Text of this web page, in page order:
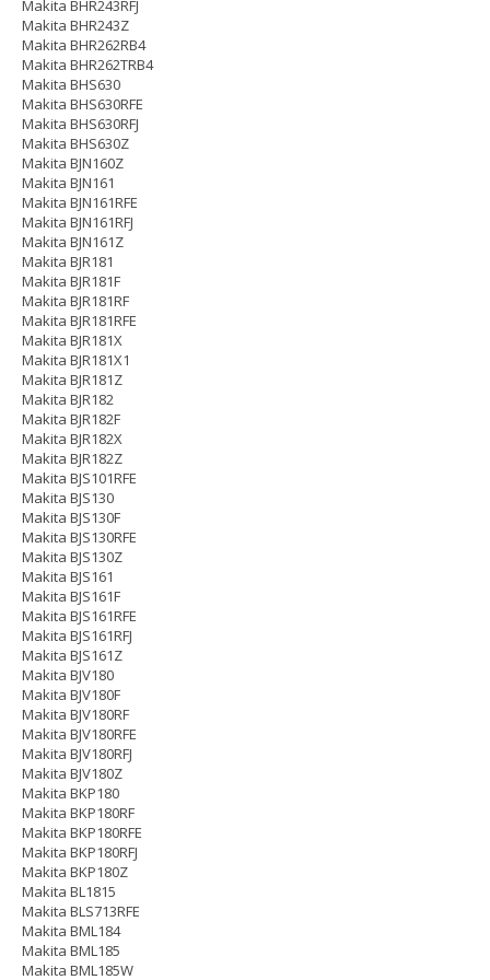
Makita BHR243RFJ
Makita BHR243Z
Makita BHR262RB4
Makita BHR262TRB4
Makita BHS630
Makita BHS630RFE
Makita BHS630RFJ
Makita BHS630Z
Makita BJN160Z
Makita BJN161
Makita BJN161RFE
Makita BJN161RFJ
Makita BJN161Z
Makita BJR181
Makita BJR181F
Makita BJR181RF
Makita BJR181RFE
Makita BJR181X
Makita BJR181X1
Makita BJR181Z
Makita BJR182
Makita BJR182F
Makita BJR182X
Makita BJR182Z
Makita BJS101RFE
Makita BJS130
Makita BJS130F
Makita BJS130RFE
Makita BJS130Z
Makita BJS161
Makita BJS161F
Makita BJS161RFE
Makita BJS161RFJ
Makita BJS161Z
Makita BJV180
Makita BJV180F
Makita BJV180RF
Makita BJV180RFE
Makita BJV180RFJ
Makita BJV180Z
Makita BKP180
Makita BKP180RF
Makita BKP180RFE
Makita BKP180RFJ
Makita BKP180Z
Makita BL1815
Makita BLS713RFE
Makita BML184
Makita BML185
Makita BML185W